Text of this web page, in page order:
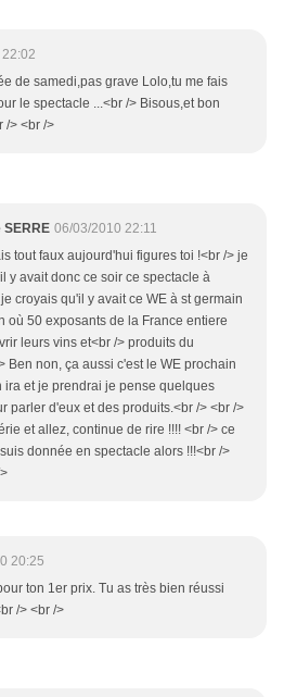
de samedi,pas grave Lolo,tu me fais
le spectacle ...<br /> Bisous,et bon
/> <br />
SERRE 06/03/2010 22:11
tout faux aujourd'hui figures toi !<br /> je
y avait donc ce soir ce spectacle à
croyais qu'il y avait ce WE à st germain
où 50 exposants de la France entiere
leurs vins et<br /> produits du
Ben non, ça aussi c'est le WE prochain
ira et je prendrai je pense quelques
parler d'eux et des produits.<br /> <br />
et allez, continue de rire !!!! <br /> ce
donnée en spectacle alors !!!<br />
20:25
ton 1er prix. Tu as très bien réussi
/> <br />